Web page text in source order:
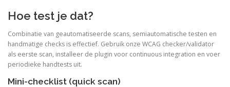
Hoe test je dat?
Combinatie van geautomatiseerde scans, semiautomatische testen en
handmatige checks is effectief. Gebruik onze WCAG checker/validator
als eerste scan, installeer de plugin voor continuous integration en voer
periodieke handtests uit.
Mini-checklist (quick scan)